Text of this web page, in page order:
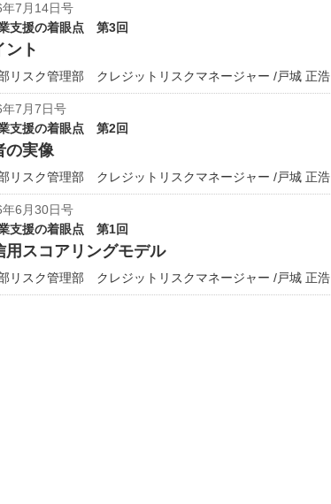
7月14日号
支援の着眼点 第3回
ント
リスク管理部 クレジットリスクマネージャー /戸城 正浩
7月7日号
支援の着眼点 第2回
の実像
リスク管理部 クレジットリスクマネージャー /戸城 正浩
6月30日号
支援の着眼点 第1回
スコアリングモデル
リスク管理部 クレジットリスクマネージャー /戸城 正浩